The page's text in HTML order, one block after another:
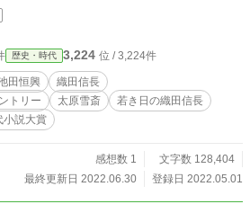
歴史・時代 3,224 位 / 3,224件
田恒興
織田信長
トリー
太原雪斎
若き日の織田信長
小説大賞
感想数 1
文字数 128,404
最終更新日 2022.06.30
登録日 2022.05.01